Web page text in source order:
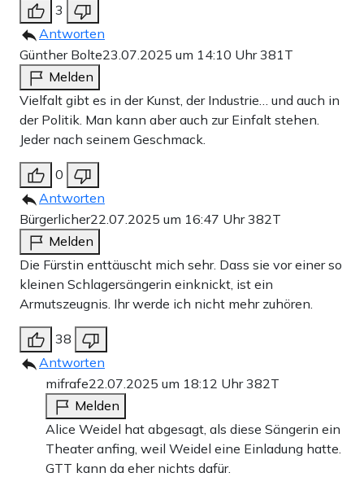
3
Antworten
Günther Bolte23.07.2025 um 14:10 Uhr381T
Melden
Vielfalt gibt es in der Kunst, der Industrie… und auch in
der Politik. Man kann aber auch zur Einfalt stehen.
Jeder nach seinem Geschmack.
0
Antworten
Bürgerlicher22.07.2025 um 16:47 Uhr382T
Melden
Die Fürstin enttäuscht mich sehr. Dass sie vor einer so
kleinen Schlagersängerin einknickt, ist ein
Armutszeugnis. Ihr werde ich nicht mehr zuhören.
38
Antworten
mifrafe22.07.2025 um 18:12 Uhr382T
Melden
Alice Weidel hat abgesagt, als diese Sängerin ein
Theater anfing, weil Weidel eine Einladung hatte.
GTT kann da eher nichts dafür.